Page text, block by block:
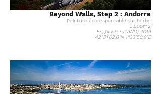
Beyond Walls, Step 2 : Andorre
Peinture écoresponsable sur herbe
3.500m2
Engolasters (AND) 2019
42°31'02.6"N 1°33'50.9"E